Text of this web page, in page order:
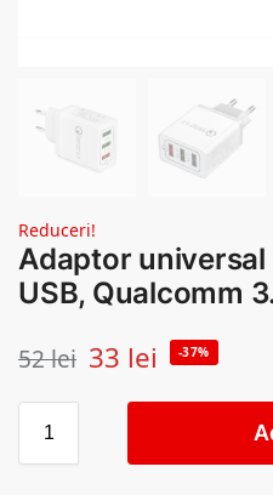
Reduceri!
Adaptor
USB, Qualcomm
52lei 33 lei -37%